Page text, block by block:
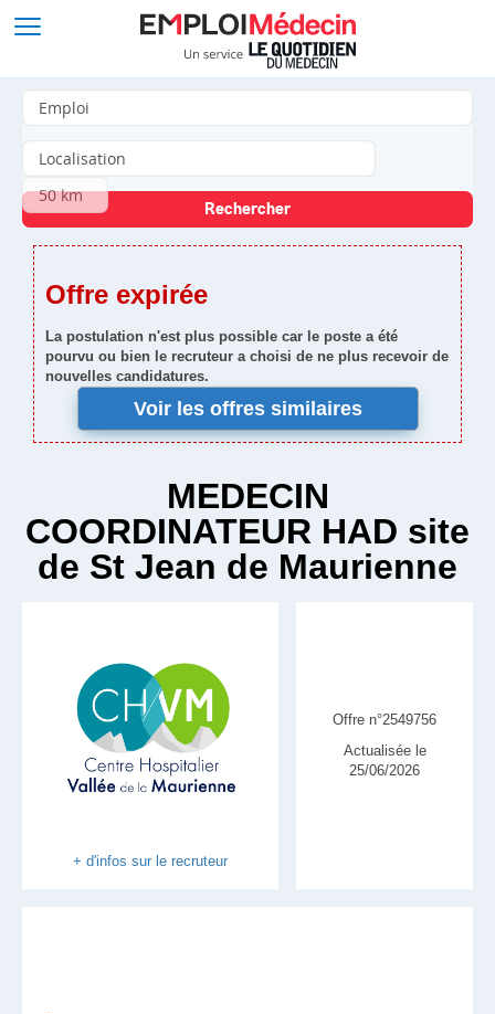
Offre expirée
La postulation n'est plus possible car le poste a été
pourvu ou bien le recruteur a choisi de ne plus recevoir de
nouvelles candidatures.
Voir les offres similaires
MEDECIN
COORDINATEUR HAD site
de St Jean de Maurienne
+ d'infos sur le recruteur
Offre n°2549756
Actualisée le
25/06/2026